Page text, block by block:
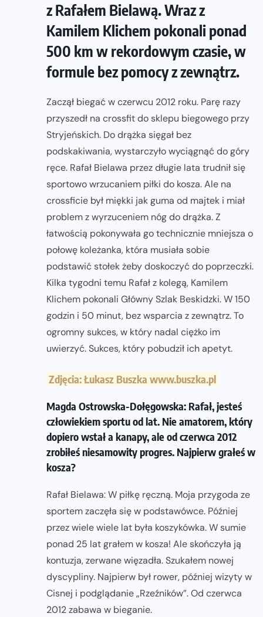
z Rafałem Bielawą. Wraz z
Kamilem Klichem pokonali ponad
500 km w rekordowym czasie, w
formule bez pomocy z zewnątrz.
Zaczął biegać w czerwcu 2012 roku. Parę razy
przyszedł na crossfit do sklepu biegowego przy
Stryjeńskich. Do drążka sięgał bez
podskakiwania, wystarczyło wyciągnąć do góry
ręce. Rafał Bielawa przez długie lata trudnił się
sportowo wrzucaniem piłki do kosza. Ale na
crossficie był miękki jak guma od majtek i miał
problem z wyrzuceniem nóg do drążka. Z
łatwością pokonywała go technicznie mniejsza o
połowę koleżanka, która musiała sobie
podstawić stołek żeby doskoczyć do poprzeczki.
Kilka tygodni temu Rafał z kolegą, Kamilem
Klichem pokonali Główny Szlak Beskidzki. W 150
godzin i 50 minut, bez wsparcia z zewnątrz. To
ogromny sukces, w który nadal ciężko im
uwierzyć. Sukces, który pobudził ich apetyt.
Zdjęcia: Łukasz Buszka www.buszka.pl
Magda Ostrowska-Dołęgowska: Rafał, jesteś
człowiekiem sportu od lat. Nie amatorem, który
dopiero wstał a kanapy, ale od czerwca 2012
zrobiłeś niesamowity progres. Najpierw grałeś w
kosza?
Rafał Bielawa: W piłkę ręczną. Moja przygoda ze
sportem zaczęła się w podstawówce. Później
przez wiele wiele lat była koszykówka. W sumie
ponad 25 lat grałem w kosza! Ale skończyła ją
kontuzja, zerwane więzadła. Szukałem nowej
dyscypliny. Najpierw był rower, później wizyty w
Cisnej i podglądanie „Rzeźników”. Od czerwca
2012 zabawa w bieganie.